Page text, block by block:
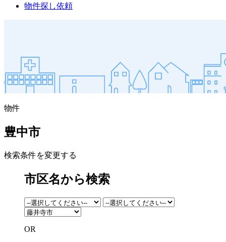
物件探し依頼
物件
豊中市
検索条件を変更する
市区名から検索
OR